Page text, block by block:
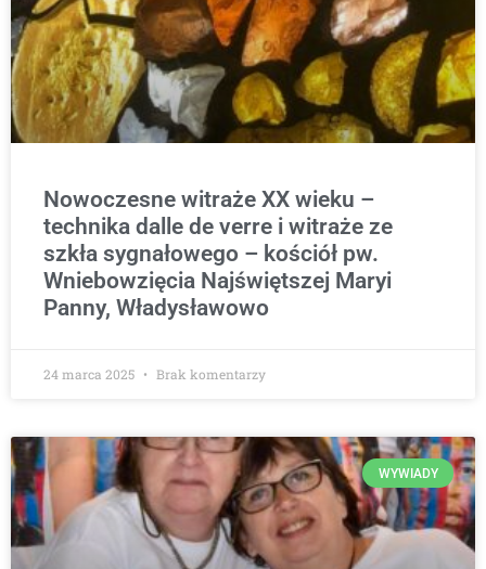
Nowoczesne witraże XX wieku –
technika dalle de verre i witraże ze
szkła sygnałowego – kościół pw.
Wniebowzięcia Najświętszej Maryi
Panny, Władysławowo
24 marca 2025 Brak komentarzy
WYWIADY